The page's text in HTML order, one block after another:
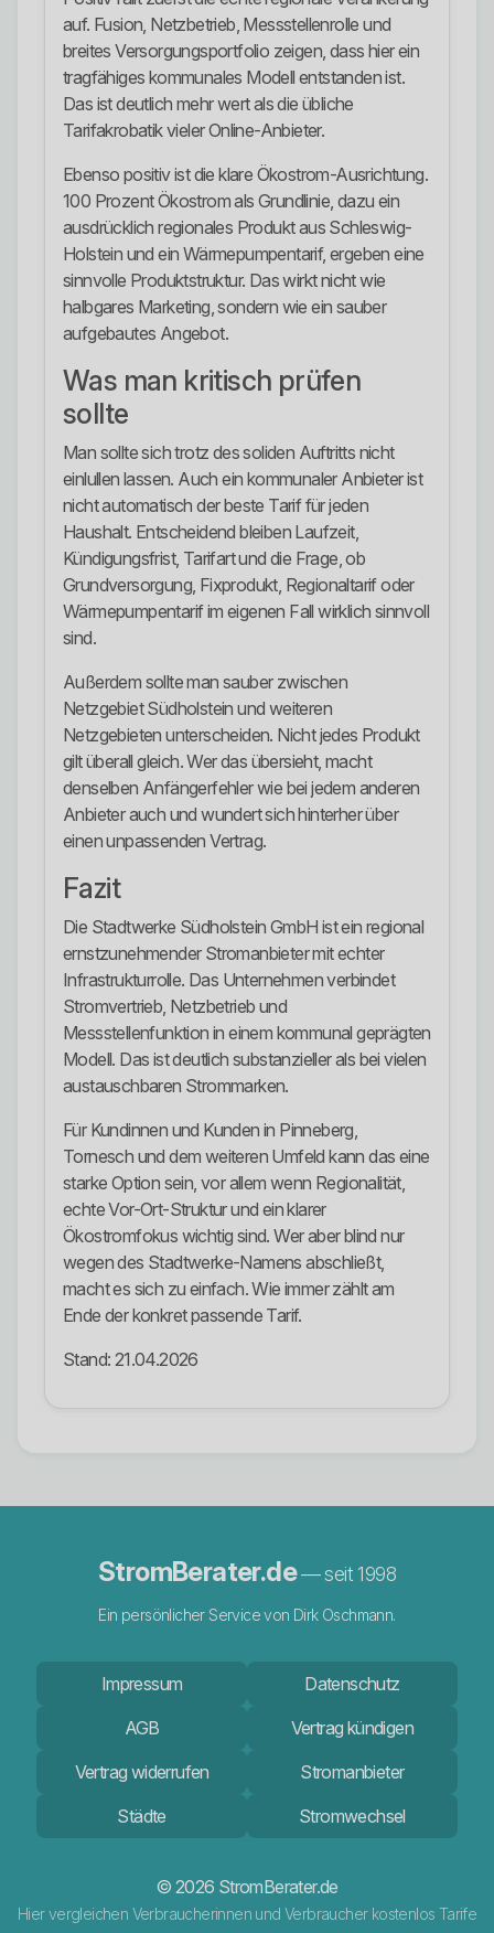
auf. Fusion, Netzbetrieb, Messstellenrolle und
breites Versorgungsportfolio zeigen, dass hier ein
tragfähiges kommunales Modell entstanden ist.
Das ist deutlich mehr wert als die übliche
Tarifakrobatik vieler Online-Anbieter.
Ebenso positiv ist die klare Ökostrom-Ausrichtung.
100 Prozent Ökostrom als Grundlinie, dazu ein
ausdrücklich regionales Produkt aus Schleswig-
Holstein und ein Wärmepumpentarif, ergeben eine
sinnvolle Produktstruktur. Das wirkt nicht wie
halbgares Marketing, sondern wie ein sauber
aufgebautes Angebot.
Was man kritisch prüfen
sollte
Man sollte sich trotz des soliden Auftritts nicht
einlullen lassen. Auch ein kommunaler Anbieter ist
nicht automatisch der beste Tarif für jeden
Haushalt. Entscheidend bleiben Laufzeit,
Kündigungsfrist, Tarifart und die Frage, ob
Grundversorgung, Fixprodukt, Regionaltarif oder
Wärmepumpentarif im eigenen Fall wirklich sinnvoll
sind.
Außerdem sollte man sauber zwischen
Netzgebiet Südholstein und weiteren
Netzgebieten unterscheiden. Nicht jedes Produkt
gilt überall gleich. Wer das übersieht, macht
denselben Anfängerfehler wie bei jedem anderen
Anbieter auch und wundert sich hinterher über
einen unpassenden Vertrag.
Fazit
Die Stadtwerke Südholstein GmbH ist ein regional
ernstzunehmender Stromanbieter mit echter
Infrastrukturrolle. Das Unternehmen verbindet
Stromvertrieb, Netzbetrieb und
Messstellenfunktion in einem kommunal geprägten
Modell. Das ist deutlich substanzieller als bei vielen
austauschbaren Strommarken.
Für Kundinnen und Kunden in Pinneberg,
Tornesch und dem weiteren Umfeld kann das eine
starke Option sein, vor allem wenn Regionalität,
echte Vor-Ort-Struktur und ein klarer
Ökostromfokus wichtig sind. Wer aber blind nur
wegen des Stadtwerke-Namens abschließt,
macht es sich zu einfach. Wie immer zählt am
Ende der konkret passende Tarif.
Stand: 21.04.2026
StromBerater.de— seit 1998
Ein persönlicher Service von Dirk Oschmann.
Impressum
Datenschutz
AGB
Vertrag kündigen
Vertrag widerrufen
Stromanbieter
Städte
Stromwechsel
© 2026 StromBerater.de
Hier vergleichen Verbraucherinnen und Verbraucher kostenlos Tarife